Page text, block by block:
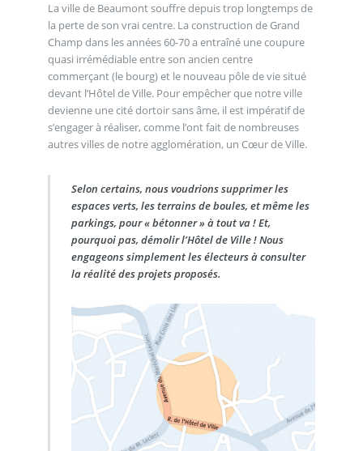
La ville de Beaumont souffre depuis trop longtemps de
la perte de son vrai centre. La construction de Grand
Champ dans les années 60-70 a entraîné une coupure
quasi irrémédiable entre son ancien centre
commerçant (le bourg) et le nouveau pôle de vie situé
devant l’Hôtel de Ville. Pour empêcher que notre ville
devienne une cité dortoir sans âme, il est impératif de
s’engager à réaliser, comme l’ont fait de nombreuses
autres villes de notre agglomération, un Cœur de Ville.
Selon certains, nous voudrions supprimer les
espaces verts, les terrains de boules, et même les
parkings, pour « bétonner » à tout va ! Et,
pourquoi pas, démolir l’Hôtel de Ville ! Nous
engageons simplement les électeurs à consulter
la réalité des projets proposés.